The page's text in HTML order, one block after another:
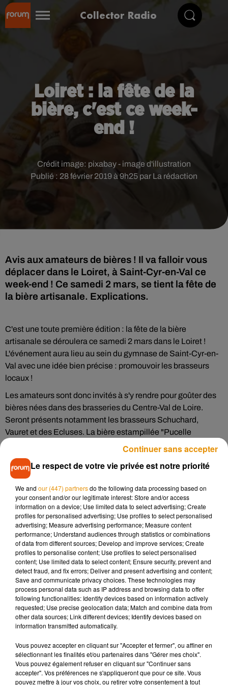
Collector Radio
Loiret : la fête de la
bière, c'est ce week-
end !
Publié : 28 février 2019 à 9h25 par La rédaction
Crédit image: pixabay - image d'illustration
Avis aux amateurs de bières ! Il va falloir vous
déplacer dans le Loiret, à Saint-Cyr-en-Val ce
week-end ! Ce samedi 2 mars, se tient la fête de
la bière artisanale. Explications.
C'est une toute première édition : la fête de la bière
artisanale se déroulera ce samedi 2 mars dans le Loiret !
L'événement aura lieu au sein du gymnase de Saint-Cyr-en-
Val avec une idée bien précise : promouvoir les brasseurs
locaux !
Les amateurs sont donc invités à s'y rendre pour goûter des
bières nées dans des brasseries du Centre-Val de Loire.
Seront présents notamment les brasseurs Schuchard,
Vauret et des Ecluses. La bière estampillée "Pucelle
d'Orléans" sera également disponible lors de cette fête
originale. Plusieurs groupes musicaux sont invités pour
mettre de l'ambiance selon nos confrères dela République
du Centre
Rendez-vous de 11 à 23 heures ce samedi 2 mars, au
gymnase de Saint-Cyr-en-Val. Attention, l'entrée est
payante, comptez 5 euros par personne.
Musique
6 août 2026
Pomme emprunte le décor de l’émission
« Loups Garous » pour son...
La version réécrite de « Beautiful Day »
Le respect de votre vie privée est notre priorité
We and our (447) partnersdo the following data processing based on
your consent and/or our legitimate interest: Store and/or access
information on a device; Use limited data to select advertising; Create
profiles for personalised advertising; Use profiles to select personalised
advertising; Measure advertising performance; Measure content
performance; Understand audiences through statistics or combinations
of data from different sources; Develop and improve services; Create
profiles to personalise content; Use profiles to select personalised
content; Use limited data to select content; Ensure security, prevent and
detect fraud, and fix errors; Deliver and present advertising and content;
Save and communicate privacy choices. These technologies may
process personal data such as IP address and browsing data to offer
following functionalities: Identify devices based on information actively
requested; Use precise geolocation data; Match and combine data from
other data sources; Link different devices; Identify devices based on
information transmitted automatically.
Vous pouvez accepter en cliquant sur "Accepter et fermer", ou affiner en
sélectionnant les finalités et/ou partenaires dans "Gérer mes choix".
Vous pouvez également refuser en cliquant sur "Continuer sans
accepter". Vos préférences ne s'appliqueront que pour ce site. Vous
pouvez mettre à jour vos choix, ou retirer votre consentement à tout
Continuer sans accepter